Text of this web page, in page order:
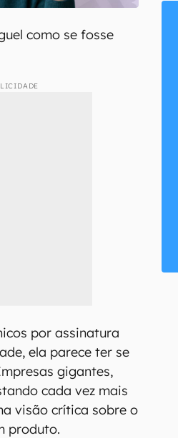
como se fosse
por assinatura
ela parece ter se
gigantes,
cada vez mais
visão crítica sobre o
produto.